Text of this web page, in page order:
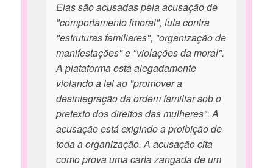
Elas são acusadas pela acusação de
"comportamento imoral", luta contra
"estruturas familiares", "organização de
manifestações" e "violações da moral".
A plataforma está alegadamente
violando a lei ao "promover a
desintegração da ordem familiar sob o
pretexto dos direitos das mulheres". A
acusação está exigindo a proibição de
toda a organização. A acusação cita
como prova uma carta zangada de um